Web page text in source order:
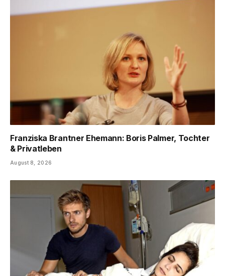
Franziska Brantner Ehemann: Boris Palmer, Tochter
& Privatleben
August 8, 2026